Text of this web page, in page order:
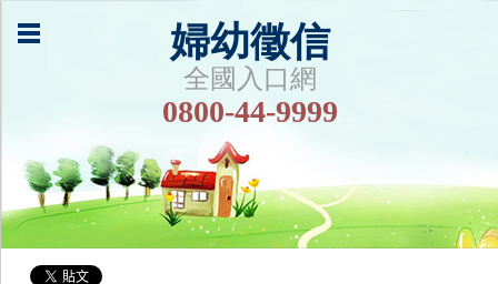
婦幼徵信
全國入口網
0800-44-9999